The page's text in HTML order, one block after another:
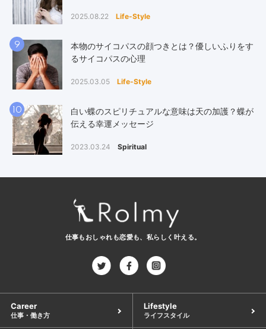
2025.08.22 Life-Style
9
本物のサイコパスの顔つきとは？優しいふりをす
るサイコパスの心理
2025.03.05 Life-Style
10
白い蝶のスピリチュアルな意味は天の加護？蝶が
伝える幸運メッセージ
2023.03.24 Spiritual
仕事もおしゃれも恋愛も、 私らしく叶える。
Career
仕事・働き方
Lifestyle
ライフスタイル